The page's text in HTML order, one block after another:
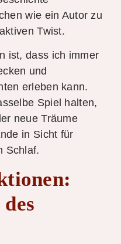
wie ein Autor zu
Twist.
ist, dass ich immer
und
erleben kann.
Spiel halten,
neue Träume
in Sicht für
Schlaf.